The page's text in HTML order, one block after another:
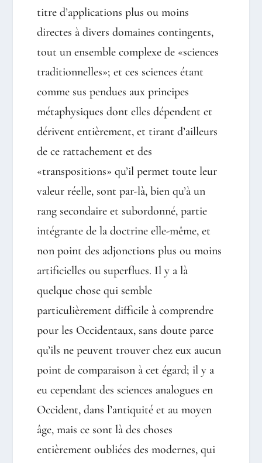
titre d’applications plus ou moins
directes à divers domaines contingents,
tout un ensemble complexe de «sciences
traditionnelles»; et ces sciences étant
comme sus pendues aux principes
métaphysiques dont elles dépendent et
dérivent entièrement, et tirant d’ailleurs
de ce rattachement et des
«transpositions» qu’il permet toute leur
valeur réelle, sont par-là, bien qu’à un
rang secondaire et subordonné, partie
intégrante de la doctrine elle-même, et
non point des adjonctions plus ou moins
artificielles ou superflues. Il y a là
quelque chose qui semble
particulièrement difficile à comprendre
pour les Occidentaux, sans doute parce
qu’ils ne peuvent trouver chez eux aucun
point de comparaison à cet égard; il y a
eu cependant des sciences analogues en
Occident, dans l’antiquité et au moyen
âge, mais ce sont là des choses
entièrement oubliées des modernes, qui